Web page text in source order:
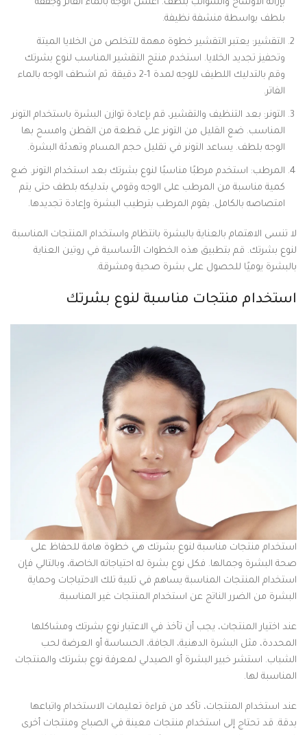
بإزالة الأوساخ والشوائب بلطف. اغسل الوجه بالماء الفاتر وجففه
بلطف بواسطة منشفة نظيفة.
التقشير: يعتبر التقشير خطوة مهمة للتخلص من الخلايا الميتة
وتحفيز تجديد الخلايا. استخدم منتج التقشير المناسب لنوع بشرتك
وقم بالتدليك اللطيف للوجه لمدة 1-2 دقيقة. ثم اشطف الوجه بالماء
الفاتر.
التونر: بعد التنظيف والتقشير، قم بإعادة توازن البشرة باستخدام التونر
المناسب. ضع القليل من التونر على قطعة من القطن وامسح بها
الوجه بلطف. يساعد التونر في تقليل حجم المسام وتهدئة البشرة.
المرطب: استخدم مرطبًا مناسبًا لنوع بشرتك بعد استخدام التونر. ضع
كمية مناسبة من المرطب على الوجه وقومي بتدليكه بلطف حتى يتم
امتصاصه بالكامل. يقوم المرطب بترطيب البشرة وإعادة تجديدها.
لا تنسى الاهتمام بالعناية بالبشرة بانتظام واستخدام المنتجات المناسبة
لنوع بشرتك. قم بتطبيق هذه الخطوات الأساسية في روتين العناية
بالبشرة يوميًا للحصول على بشرة صحية ومشرقة.
استخدام منتجات مناسبة لنوع بشرتك
استخدام منتجات مناسبة لنوع بشرتك هي خطوة هامة للحفاظ على
صحة البشرة وجمالها. فكل نوع بشرة له احتياجاته الخاصة، وبالتالي فإن
استخدام المنتجات المناسبة يساهم في تلبية تلك الاحتياجات وحماية
البشرة من الضرر الناتج عن استخدام المنتجات غير المناسبة.
عند اختيار المنتجات، يجب أن تأخذ في الاعتبار نوع بشرتك ومشاكلها
المحددة، مثل البشرة الدهنية، الجافة، الحساسة أو العرضة لحب
الشباب. استشر خبير البشرة أو الصيدلي لمعرفة نوع بشرتك والمنتجات
المناسبة لها.
عند استخدام المنتجات، تأكد من قراءة تعليمات الاستخدام واتباعها
بدقة. قد تحتاج إلى استخدام منتجات معينة في الصباح ومنتجات أخرى